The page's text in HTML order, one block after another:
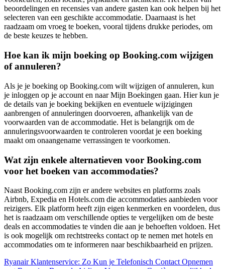
beoordelingen en recensies van andere gasten kan ook helpen bij het
selecteren van een geschikte accommodatie. Daarnaast is het
raadzaam om vroeg te boeken, vooral tijdens drukke periodes, om
de beste keuzes te hebben.
Hoe kan ik mijn boeking op Booking.com wijzigen
of annuleren?
Als je je boeking op Booking.com wilt wijzigen of annuleren, kun
je inloggen op je account en naar Mijn Boekingen gaan. Hier kun je
de details van je boeking bekijken en eventuele wijzigingen
aanbrengen of annuleringen doorvoeren, afhankelijk van de
voorwaarden van de accommodatie. Het is belangrijk om de
annuleringsvoorwaarden te controleren voordat je een boeking
maakt om onaangename verrassingen te voorkomen.
Wat zijn enkele alternatieven voor Booking.com
voor het boeken van accommodaties?
Naast Booking.com zijn er andere websites en platforms zoals
Airbnb, Expedia en Hotels.com die accommodaties aanbieden voor
reizigers. Elk platform heeft zijn eigen kenmerken en voordelen, dus
het is raadzaam om verschillende opties te vergelijken om de beste
deals en accommodaties te vinden die aan je behoeften voldoen. Het
is ook mogelijk om rechtstreeks contact op te nemen met hotels en
accommodaties om te informeren naar beschikbaarheid en prijzen.
Ryanair Klantenservice: Zo Kun je Telefonisch Contact Opnemen